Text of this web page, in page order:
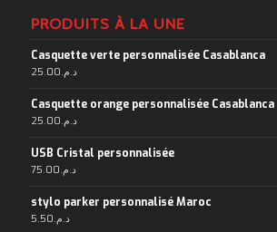
PRODUITS À LA UNE
Casquette verte personnalisée Casablanca
د.م.25.00
Casquette orange personnalisée Casablanca
د.م.25.00
USB Cristal personnalisée
د.م.75.00
stylo parker personnalisé Maroc
د.م.5.50